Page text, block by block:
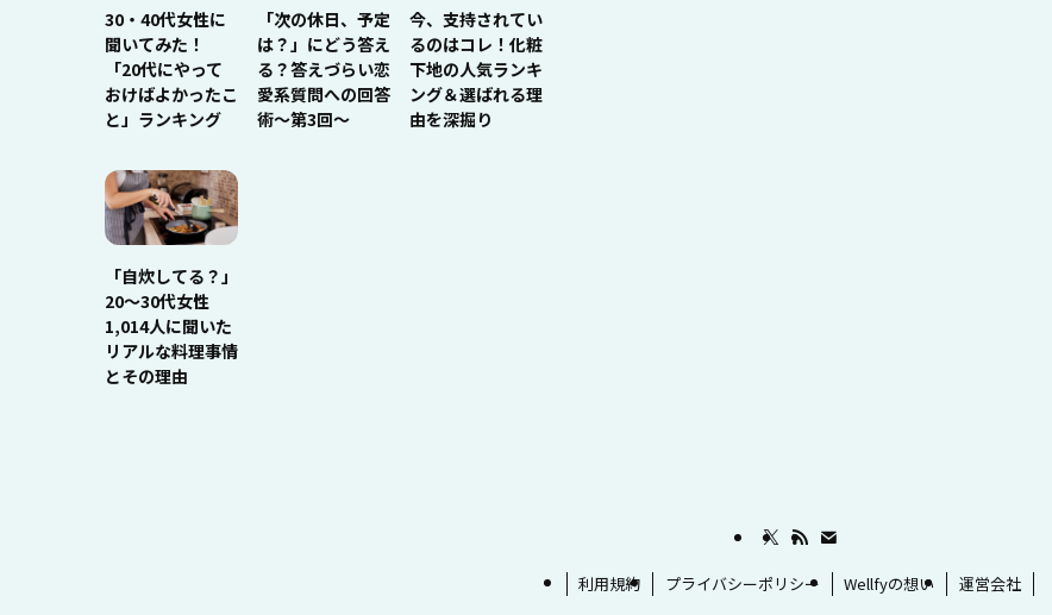
30・40代女性に
聞いてみた！
「20代にやって
おけばよかったこ
と」ランキング
「次の休日、予定
は？」にどう答え
る？答えづらい恋
愛系質問への回答
術～第3回～
今、支持されてい
るのはコレ！化粧
下地の人気ランキ
ング＆選ばれる理
由を深掘り
「自炊してる？」
20〜30代女性
1,014人に聞いた
リアルな料理事情
とその理由
利用規約 プライバシーポリシー Wellfyの想い 運営会社